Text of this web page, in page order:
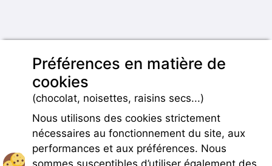
Préférences en matière de
cookies
(chocolat, noisettes, raisins secs...)
Nous utilisons des cookies strictement
nécessaires au fonctionnement du site, aux
performances et aux préférences. Nous
sommes susceptibles d’utiliser également des